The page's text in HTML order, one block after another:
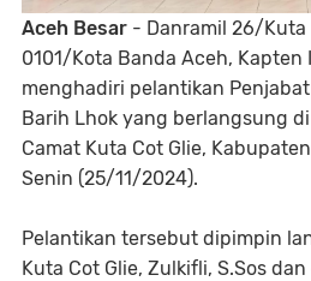
Aceh Besar - Danramil 26/Kuta
0101/Kota Banda Aceh, Kapten
menghadiri pelantikan
Barih Lhok yang berlangsung
Camat Kuta Cot Glie,
Senin (25/11/2024).
Pelantikan tersebut dipimpin
Kuta Cot Glie, Zulkifli, S.Sos